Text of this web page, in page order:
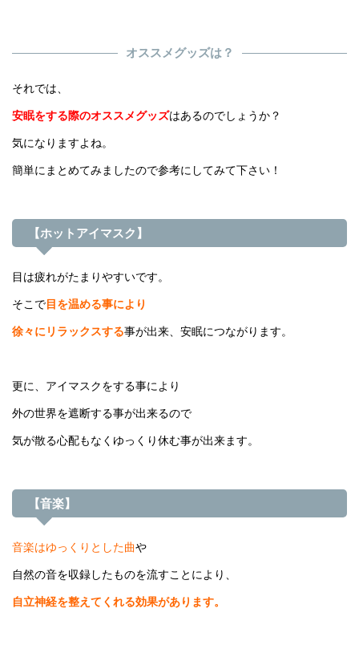
オススメグッズは？
それでは、
安眠をする際のオススメグッズはあるのでしょうか？
気になりますよね。
簡単にまとめてみましたので参考にしてみて下さい！
【ホットアイマスク】
目は疲れがたまりやすいです。
そこで目を温める事により
徐々にリラックスする事が出来、安眠につながります。
更に、アイマスクをする事により
外の世界を遮断する事が出来るので
気が散る心配もなくゆっくり休む事が出来ます。
【音楽】
音楽はゆっくりとした曲や
自然の音を収録したものを流すことにより、
自立神経を整えてくれる効果があります。